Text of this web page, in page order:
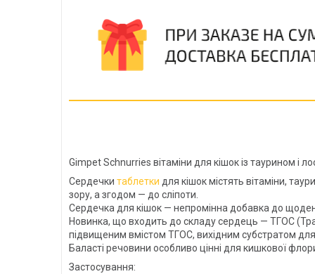
Gimpet Schnurries вітаміни для кішок із таурином і
Сердечки таблетки для кішок містять вітаміни,
зору, а згодом — до сліпоти.
Сердечка для кішок — непромінна добавка до
Новинка, що входить до складу сердець — ТГОС
підвищеним вмістом ТГОС, вихідним субстратом
Баласті речовини особливо цінні для кишкової
Застосування: